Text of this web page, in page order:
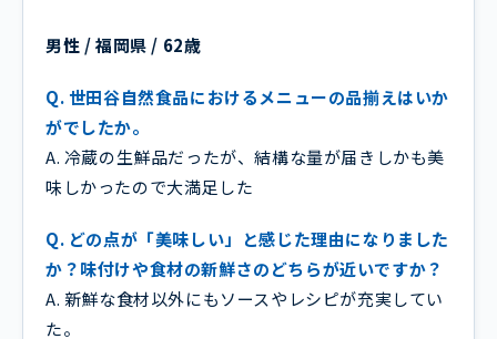
男性 / 福岡県 / 62歳
Q. 世田谷自然食品におけるメニューの品揃えはいか
がでしたか。
A. 冷蔵の生鮮品だったが、結構な量が届きしかも美
味しかったので大満足した
Q. どの点が「美味しい」と感じた理由になりました
か？味付けや食材の新鮮さのどちらが近いですか？
A. 新鮮な食材以外にもソースやレシピが充実してい
た。